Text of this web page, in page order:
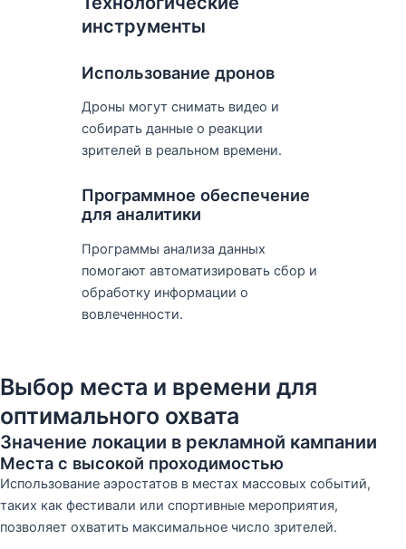
инструменты
Использование дронов
Дроны могут снимать видео и
собирать данные о реакции
зрителей в реальном времени.
Программное обеспечение
для аналитики
Программы анализа данных
помогают автоматизировать сбор и
обработку информации о
вовлеченности.
Выбор места и времени для
оптимального охвата
Значение локации в рекламной кампании
Места с высокой проходимостью
Использование аэростатов в местах массовых событий,
таких как фестивали или спортивные мероприятия,
позволяет охватить максимальное число зрителей.